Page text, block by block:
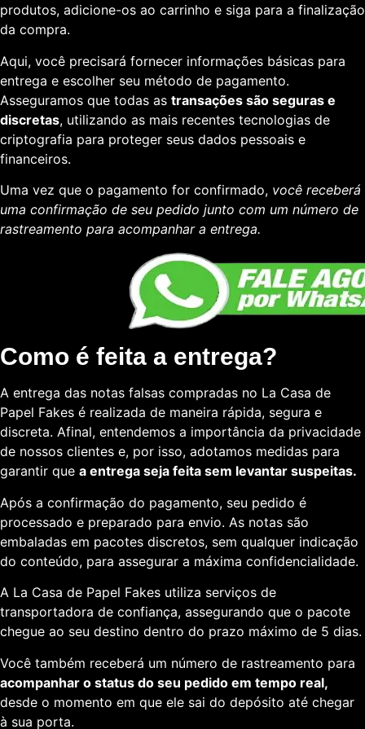
produtos, adicione-os ao carrinho e siga para a finalização
da compra.
Aqui, você precisará fornecer informações básicas para
entrega e escolher seu método de pagamento.
Asseguramos que todas as transações são seguras e
discretas, utilizando as mais recentes tecnologias de
criptografia para proteger seus dados pessoais e
financeiros.
Uma vez que o pagamento for confirmado, você receberá
uma confirmação de seu pedido junto com um número de
rastreamento para acompanhar a entrega.
Como é feita a entrega?
A entrega das notas falsas compradas no La Casa de
Papel Fakes é realizada de maneira rápida, segura e
discreta. Afinal, entendemos a importância da privacidade
de nossos clientes e, por isso, adotamos medidas para
garantir que a entrega seja feita sem levantar suspeitas.
Após a confirmação do pagamento, seu pedido é
processado e preparado para envio. As notas são
embaladas em pacotes discretos, sem qualquer indicação
do conteúdo, para assegurar a máxima confidencialidade.
A La Casa de Papel Fakes utiliza serviços de
transportadora de confiança, assegurando que o pacote
chegue ao seu destino dentro do prazo máximo de 5 dias.
Você também receberá um número de rastreamento para
acompanhar o status do seu pedido em tempo real,
desde o momento em que ele sai do depósito até chegar
à sua porta.